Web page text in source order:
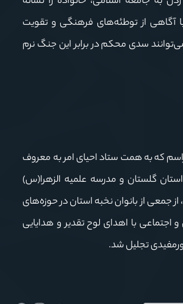
با آگاهی از توطئه‌های فرهنگی و تقویت
می‌توانند سدی محکم در برابر این جنگ نرم
که به همت ستاد احیای امر به معروف
گلستان و مدرسه علمیه الزهرا(س)
از جمعی از بانوان نخبه استان در حوزه‌های
اجتماعی با اهدای لوح تقدیر و هدایایی
تجلیل شد.